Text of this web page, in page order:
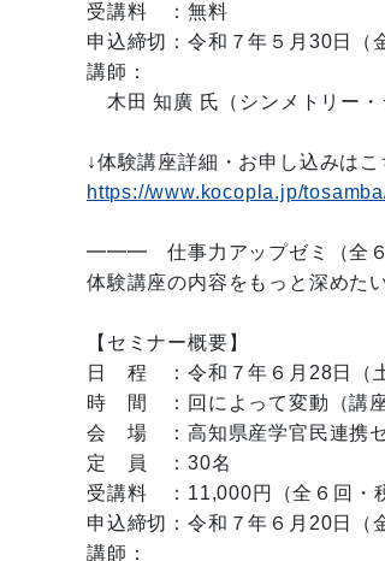
受講料 ：無料
申込締切：令和７年５月30日（
講師：
木田 知廣 氏（シンメトリー・
↓体験講座詳細・お申し込みはこ
https://www.kocopla.jp/
━━━ 仕事力アップゼミ（全
体験講座の内容をもっと深めた
【セミナー概要】
日 程 ：令和７年６月28日（土
時 間 ：回によって変動（講座
会 場 ：高知県産学官民連携セ
定 員 ：30名
受講料 ：11,000円（全６回・
申込締切：令和７年６月20日（
講師：